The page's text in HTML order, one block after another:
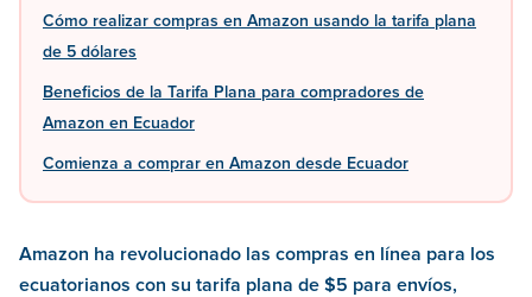
Cómo realizar compras en Amazon usando la tarifa plana
de 5 dólares
Beneficios de la Tarifa Plana para compradores de
Amazon en Ecuador
Comienza a comprar en Amazon desde Ecuador
Amazon ha revolucionado las compras en línea para los
ecuatorianos con su tarifa plana de $5 para envíos,